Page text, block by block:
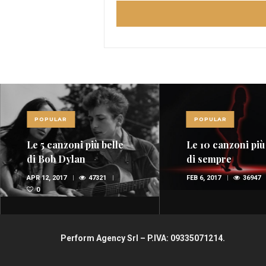
POPULAR
Le 5 canzoni più belle
di Bob Dylan
APR 12, 2017
47321
0
POPULAR
Le 10 canzoni
di sempre
FEB 6, 2017 36947
Perform Agency Srl – P.IVA: 09335071214.